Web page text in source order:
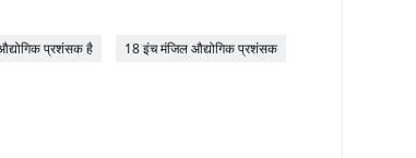
प्रशंसक है 18 इंच मंजिल औद्योगिक प्रशंसक